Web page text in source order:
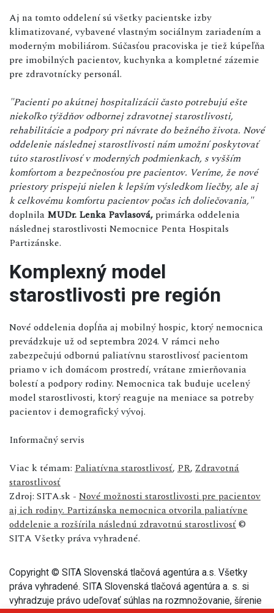
Aj na tomto oddelení sú všetky pacientske izby
klimatizované, vybavené vlastným sociálnym zariadením a
moderným mobiliárom. Súčasťou pracoviska je tiež kúpeľňa
pre imobilných pacientov, kuchynka a kompletné zázemie
pre zdravotnícky personál.
"Pacienti po akútnej hospitalizácii často potrebujú ešte
niekoľko týždňov odbornej zdravotnej starostlivosti,
rehabilitácie a podpory pri návrate do bežného života. Nové
oddelenie následnej starostlivosti nám umožní poskytovať
túto starostlivosť v moderných podmienkach, s vyšším
komfortom a bezpečnosťou pre pacientov. Veríme, že nové
priestory prispejú nielen k lepším výsledkom liečby, ale aj
k celkovému komfortu pacientov počas ich doliečovania,"
doplnila MUDr. Lenka Pavlasová, primárka oddelenia
následnej starostlivosti Nemocnice Penta Hospitals
Partizánske.
Komplexný model
starostlivosti pre región
Nové oddelenia dopĺňa aj mobilný hospic, ktorý nemocnica
prevádzkuje už od septembra 2024. V rámci neho
zabezpečujú odbornú paliatívnu starostlivosť pacientom
priamo v ich domácom prostredí, vrátane zmierňovania
bolestí a podpory rodiny. Nemocnica tak buduje ucelený
model starostlivosti, ktorý reaguje na meniace sa potreby
pacientov i demografický vývoj.
Informačný servis
Viac k témam: Paliatívna starostlivosť, PR, Zdravotná
starostlivosť
Zdroj: SITA.sk - Nové možnosti starostlivosti pre pacientov
aj ich rodiny. Partizánska nemocnica otvorila paliatívne
oddelenie a rozšírila následnú zdravotnú starostlivosť©
SITA Všetky práva vyhradené.
Copyright © SITA Slovenská tlačová agentúra a.s. Všetky
práva vyhradené. SITA Slovenská tlačová agentúra a. s. si
vyhradzuje právo udeľovať súhlas na rozmnožovanie, šírenie